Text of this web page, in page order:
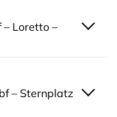
Loretto –
– Sternplatz